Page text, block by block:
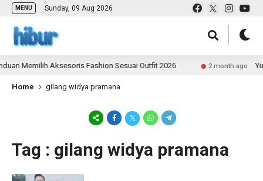
MENU Sunday, 09 Aug 2026
Memilih Aksesoris Fashion Sesuai Outfit 2026 2 month ago
Home gilang widya pramana
Tag : gilang widya pramana